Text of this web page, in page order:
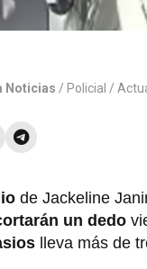
Noticias / Policial /
de Jackeline
un dedo
lleva más de